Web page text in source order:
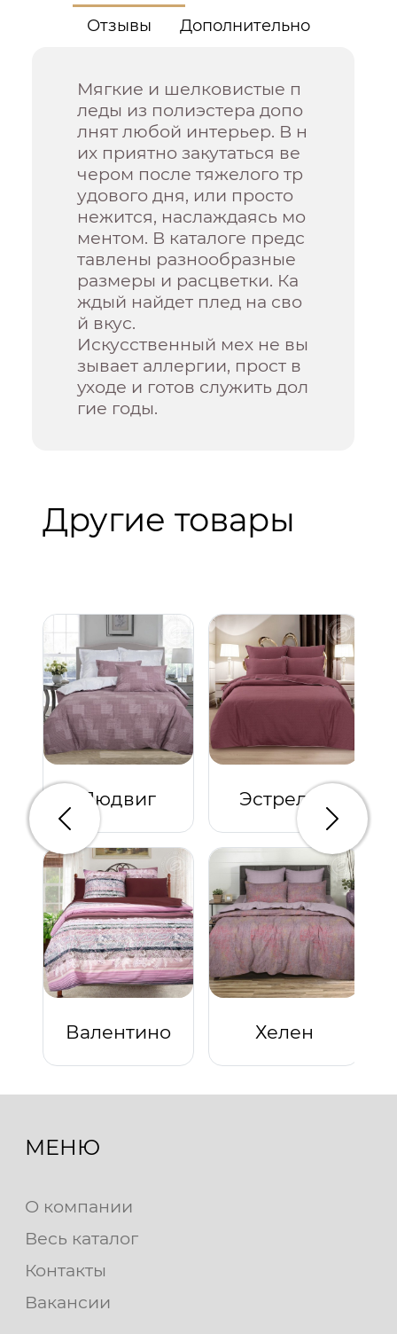
Отзывы Дополнительно
Мягкие и шелковистые п
леды из полиэстера допо
лнят любой интерьер. В н
их приятно закутаться ве
чером после тяжелого тр
удового дня, или просто
нежится, наслаждаясь мо
ментом. В каталоге предс
тавлены разнообразные
размеры и расцветки. Ка
ждый найдет плед на сво
й вкус.
Искусственный мех не вы
зывает аллергии, прост в
уходе и готов служить дол
гие годы.
Другие товары
Людвиг Эстрелла
Валентино Хелен
Предыдущий
МЕНЮ
О компании
Весь каталог
Контакты
Вакансии